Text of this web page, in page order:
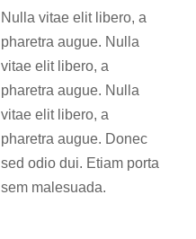
Nulla vitae elit libero, a
pharetra augue. Nulla
vitae elit libero, a
pharetra augue. Nulla
vitae elit libero, a
pharetra augue. Donec
sed odio dui. Etiam porta
sem malesuada.